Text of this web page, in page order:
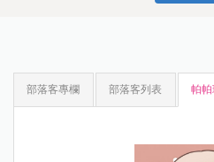
部落客專欄 部落客列表 帕